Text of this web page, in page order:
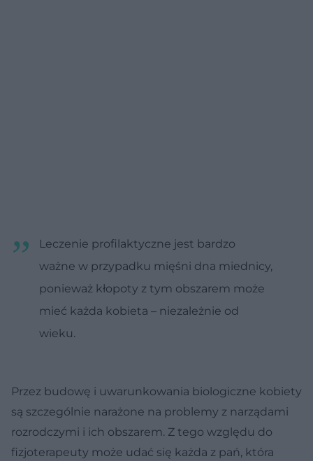
Leczenie profilaktyczne jest bardzo
ważne w przypadku mięśni dna miednicy,
ponieważ kłopoty z tym obszarem może
mieć każda kobieta – niezależnie od
wieku.
Przez budowę i uwarunkowania biologiczne kobiety
są szczególnie narażone na problemy z narządami
rozrodczymi i ich obszarem. Z tego względu do
fizjoterapeuty może udać się każda z pań, która